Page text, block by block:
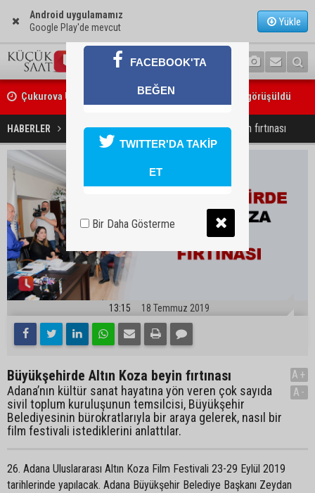
Android uygulamamız
Google Play'de mevcut
Yükle
Çukurova Üniversitesi’nde Ar-Ge ve sanayi iş birliği görüşüldü
Seyhan’da gıda işletmelerine sıkı denetim
HABERLER GÜNDEM Büyükşehirde Altın Koza beyin fırtınası
13:15 18 Temmuz 2019
Büyükşehirde Altın Koza beyin fırtınası
Adana’nın kültür sanat hayatına yön veren çok sayıda
sivil toplum kuruluşunun temsilcisi, Büyükşehir
Belediyesinin bürokratlarıyla bir araya gelerek, nasıl bir
film festivali istediklerini anlattılar.
A+
A-
26. Adana Uluslararası Altın Koza Film Festivali 23-29 Eylül 2019
tarihlerinde yapılacak. Adana Büyükşehir Belediye Başkanı Zeydan
FACEBOOK'TA
BEĞEN
TWITTER'DA TAKİP
ET
Bir Daha Gösterme